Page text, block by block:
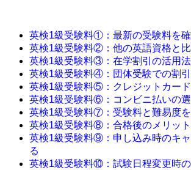
英検1級受験料①：最新の受験料を
英検1級受験料②：他の英語資格と
英検1級受験料③：在学割引の活用
英検1級受験料④：団体受験での割
英検1級受験料⑤：クレジットカー
英検1級受験料⑥：コンビニ払いの
英検1級受験料⑦：受験料と難易度
英検1級受験料⑧：合格後のメリッ
英検1級受験料⑨：申し込み時のキ
る
英検1級受験料⑩：試験日程変更時